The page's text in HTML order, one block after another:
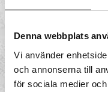
Denna webbplats
Vi använder
och annonserna till
för sociala medier